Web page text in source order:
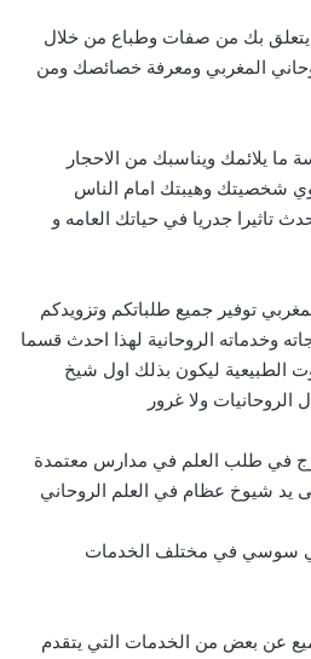
يتعلق بك من صفات وطباع من خلال
المغربي ومعرفة خصائصك ومن
ما يلائمك ويناسبك من الاحجار
شخصيتك وهيبتك امام الناس
تاثيرا جدريا في حياتك العامه و
توفير جميع طلباتكم وتزويدكم
وخدماته الروحانية لهذا احدث قسما
الطبيعية ليكون بذلك اول شيخ
ولا غرور
في طلب العلم في مدارس معتمدة
يد شيوخ عظام في العلم الروحاني
سوسي في مختلف الخدمات
عن بعض من الخدمات التي يتقدم